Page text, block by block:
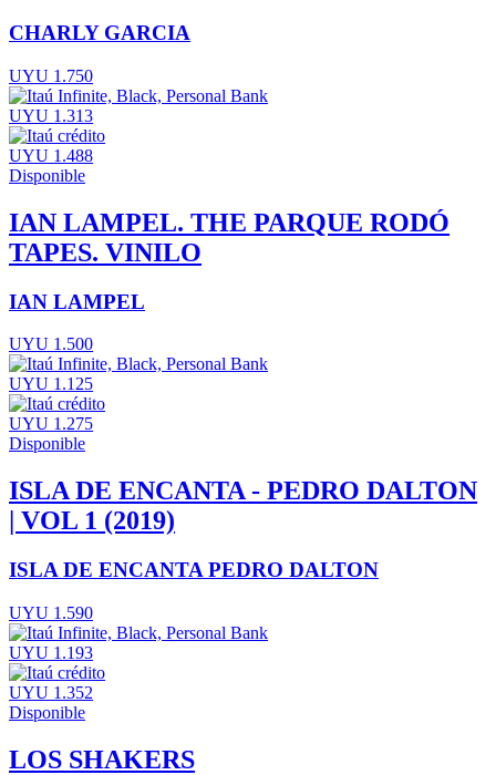
CHARLY GARCIA
UYU 1.750
UYU 1.313
UYU 1.488
Disponible
IAN LAMPEL. THE PARQUE RODÓ
TAPES. VINILO
IAN LAMPEL
UYU 1.500
UYU 1.125
UYU 1.275
Disponible
ISLA DE ENCANTA - PEDRO DALTON
| VOL 1 (2019)
ISLA DE ENCANTA PEDRO DALTON
UYU 1.590
UYU 1.193
UYU 1.352
Disponible
LOS SHAKERS